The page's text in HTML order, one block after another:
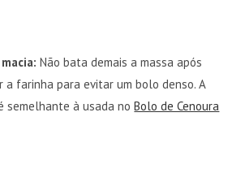
Não bata demais a massa após
a farinha para evitar um bolo denso. A
semelhante à usada noBolo de Cenoura